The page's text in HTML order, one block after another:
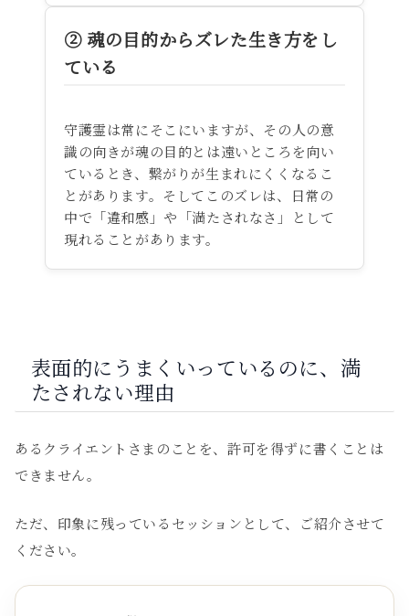
② 魂の目的からズレた生き方をし
ている
守護霊は常にそこにいますが、その人の意
識の向きが魂の目的とは遠いところを向い
ているとき、繋がりが生まれにくくなるこ
とがあります。そしてこのズレは、日常の
中で「違和感」や「満たされなさ」として
現れることがあります。
表面的にうまくいっているのに、満
たされない理由
あるクライエントさまのことを、許可を得ずに書くことは
できません。
ただ、印象に残っているセッションとして、ご紹介させて
ください。